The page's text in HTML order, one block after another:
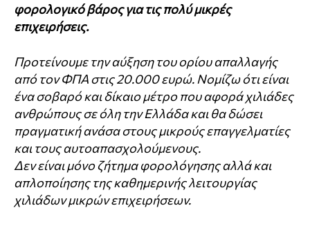
φορολογικό βάρος για τις πολύ μικρές
επιχειρήσεις.
Προτείνουμε την αύξηση του ορίου απαλλαγής
από τον ΦΠΑ στις 20.000 ευρώ. Νομίζω ότι είναι
ένα σοβαρό και δίκαιο μέτρο που αφορά χιλιάδες
ανθρώπους σε όλη την Ελλάδα και θα δώσει
πραγματική ανάσα στους μικρούς επαγγελματίες
και τους αυτοαπασχολούμενους.
Δεν είναι μόνο ζήτημα φορολόγησης αλλά και
απλοποίησης της καθημερινής λειτουργίας
χιλιάδων μικρών επιχειρήσεων.